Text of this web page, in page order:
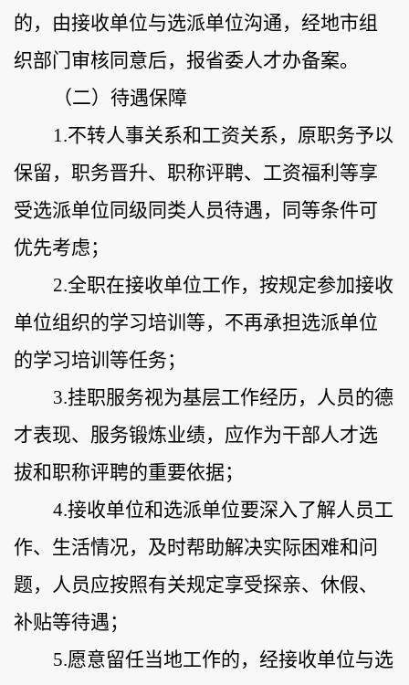
的，由接收单位与选派单位沟通，经地市组
织部门审核同意后，报省委人才办备案。
（二） 待遇保障
1.不转人事关系和工资关系，原职务予以
保留，职务晋升、职称评聘、工资福利等享
受选派单位同级同类人员待遇，同等条件可
优先考虑；
2.全职在接收单位工作，按规定参加接收
单位组织的学习培训等，不再承担选派单位
的学习培训等任务；
3.挂职服务视为基层工作经历，人员的德
才表现、服务锻炼业绩，应作为干部人才选
拔和职称评聘的重要依据；
4.接收单位和选派单位要深入了解人员工
作、生活情况，及时帮助解决实际困难和问
题，人员应按照有关规定享受探亲、休假、
补贴等待遇；
5.愿意留任当地工作的，经接收单位与选